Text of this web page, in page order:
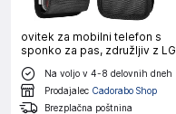
ovitek za mobilni telefon s
sponko za pas, združljiv z LG
L35 v črna barvi - Praktičen
zaščitni ovitek s karabinom
Ovitek ovitka z držalom za
pisalo
Na voljo v 4-8 delovnih dneh
Prodajalec Cadorabo Shop
Brezplačna poštnina